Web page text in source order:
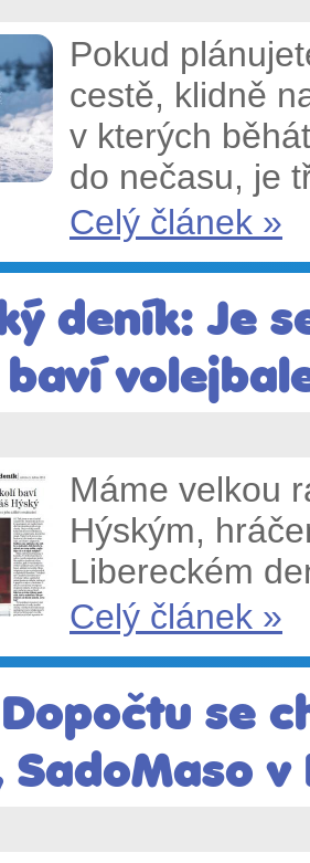
Pokud
cestě, klidně
v kterých
do nečasu, je
Celý článek »
deník: Je
Máme velkou
Hýským,
Libereckém
Celý článek »
se
SadoMaso